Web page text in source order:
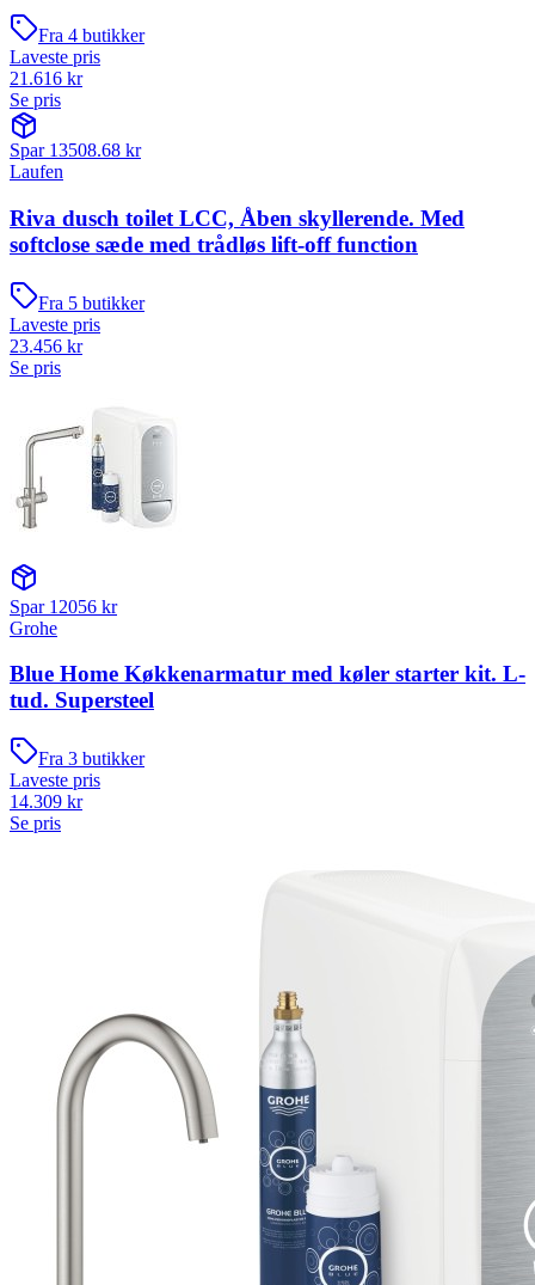
Fra 4 butikker
Laveste pris
21.616 kr
Se pris
Spar 13508.68 kr
Laufen
Riva dusch toilet LCC, Åben skyllerende. Med
softclose sæde med trådløs lift-off function
Fra 5 butikker
Laveste pris
23.456 kr
Se pris
Spar 12056 kr
Grohe
Blue Home Køkkenarmatur med køler starter kit. L-
tud. Supersteel
Fra 3 butikker
Laveste pris
14.309 kr
Se pris